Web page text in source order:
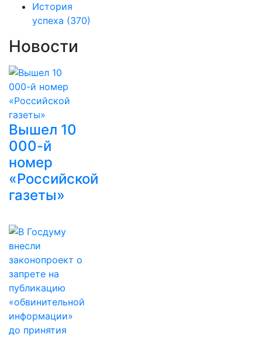
История
успеха (370)
Новости
Вышел 10
000-й
номер
«Российской
газеты»